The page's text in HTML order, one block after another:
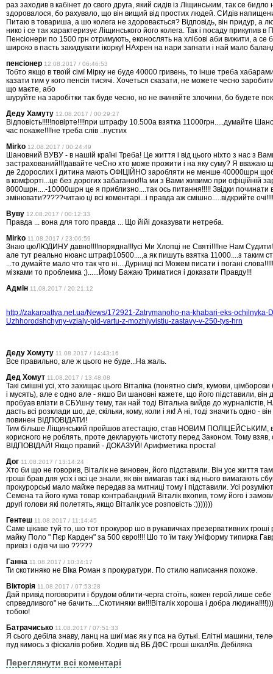
раз заходив в кабінет до свого друга, який сидів із Ліщинським, так се бидло
здоровалося, бо рахувало, що він вищий від простих людей. СИдів
Питаю в товариша, а шо колега не здоровається? Відповідь, він придур, а
нико і се так характеризує Ліщинського його колега. Так і посаду прикупив в
Пенсіонери по 1500 грн отримують, еконослять на хлібові аби вижити, а се
широко в пасть закидувати ікорку! НАхрен на нари загнати і най мало
пенсіонер 12.08.2017 / 06:46:53
Тобто якщо в твоїй сімї Мірку не буде 40000 гривень, то інше треба
казати тим у кого пенсія тисячі. Хочеться сказати, не можете чесно
що маєте, або
шуруйте на заробітки так буде чесно, но не вчиняйте злочини, бо будете
Деду Хамуту 12.08.2017 / 00:29:27
Відповість!!!!!повірте!!!!при штрафу 10.500а взятка 11000грн.....думайте
час покаже!!!!не треба слів ..пустих
Mirko 12.08.2017 / 00:24:49
Шановний ВУВУ - в нашій країні Треба! Це життя і від цього ніхто з нас з
застрахований!!!давайте чеСно хто може прожити і на яку суму? Я вважаю
де 2дорослих і дитина мають ОФІЦІЙНО заробляти не менше 40000шрн
в комфорті...це без дорогих забаганок!!!а ми з Вами живимо при офіційній
8000шрн....-10000шрн це я приблизно....так ось питання!!!!! Звідки починати
змінювати?????читаю ці всі коментарі...і правда аж смішно.....відкрийте
Вуву 12.08.2017 / 00:12:33
Правда ... вона для того правда ... Що йійі доказувати нетреба.
Mirko 11.08.2017 / 23:06:59
Знаю цюЛЮДИНУ давно!!!!порядна!!!усі Ми Хлопці не Святі!!!!не Нам
але тут реально нюанс штраф10500....,а як пишуть взятка 11000....з таким
...то думайте мало что так что ні....Дурниці всі Можем писати і погані
мізками то проблемка ;)......Йому Бажаю Триматися і доказати Правду!!!
Адмін 11.08.2017 / 20:21:12
http://zakarpattya.net.ua/News/172921-Zatrymanoho-na-khabari-eks-ochilnyka-
Uzhhorodshchyny-vzialy-pid-vartu-z-mozhlyvistiu-zastavy-v-250-tys-hrn
Деду Хомуту 11.08.2017 / 14:43:16
Все правильно, але ж цього не буде...На жаль.
Дед Хомут 11.08.2017 / 13:48:08
Такі смішні усі, хто захищає цього Віталіка (понятно сім'я, кумови,
і мусять), але є одно але - якшо Ви шановні кажете, що його підставили, він
пробуав влізти в СБУшну тему, так най тоді Віталька вийде до журналістів,
дасть всі розклади шо, де, скільки, кому, коли і як! А ні, тоді значить одно -
повинен ВІДПОВІДАТИ!
Тим більше Ліщинський пройшов атестацію, став НОВИМ ПОЛІЦЕЙСЬКИМ,
корисного не роблять, проте декларують чистоту перед Законом. Тому взяв,
ВІДПОВІДАЙ! Якщо правий - ДОКАЗУЙ! Арифметика проста!
Дог 11.08.2017 / 13:14:24
Хто би що не говорив, Віталік не виновен, його підставили. Він усе життя
гроші брав для усіх і всі це знали, як він вимагав так і від нього вимагають
прокурорські мало майже передав за митниці тому і підставили. Усі
Семена та його кума товар контрабандний Віталік вхопив, тому його і
другі голови які полетять, якщо Віталік усе розповість :)))))))
Гентеш 11.08.2017 / 11:14:45
Саме цікаве туй то, шо тот прокурор шо в рукавичках презервативних гроші
майку Поло " Пєр Карден" за 500 євро!!!! Шо то їм таку Уніформу типирка
привіз і одів чи шо ?????
Ганна 11.08.2017 / 10:34:17
Ти скотиняко не ВІка Роман з прокуратури. По стилю написання похоже.
Вікторія 11.08.2017 / 07:53:28
Дай привід поговорити і брудом облити-черга стоїть, кожен герой,лише себе
спрведливого" не бачить....Скотиняки ви!!!Віталік хороша і добра
тобою!
Батрачисько 11.08.2017 / 07:51:33
Я сього дебіла знаву, ланц на шиї має як у пса на бутькі. Елітні машини,
пуд кимось з фіскалів робив. Ходив від ВБ ДФС гроші шкалЯв. Дебіляка
Переглянути всі коментарі